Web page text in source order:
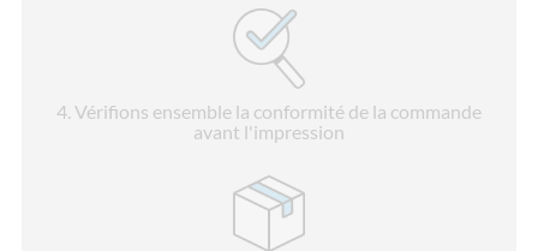
4. Vérifions ensemble la conformité de la commande
avant l'impression